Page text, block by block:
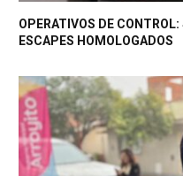
OPERATIVOS DE
ESCAPES HOMOLOGADOS